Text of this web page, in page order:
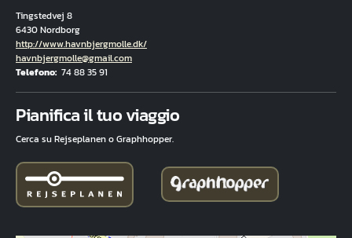
Tingstedvej 8
6430 Nordborg
Hjemmeside
http://www.havnbjergmolle.dk/
E-mail
havnbjergmolle@gmail.com
Telefono 74 88 35 91
Pianifica il tuo viaggio
Cerca su Rejseplanen o Graphhopper.